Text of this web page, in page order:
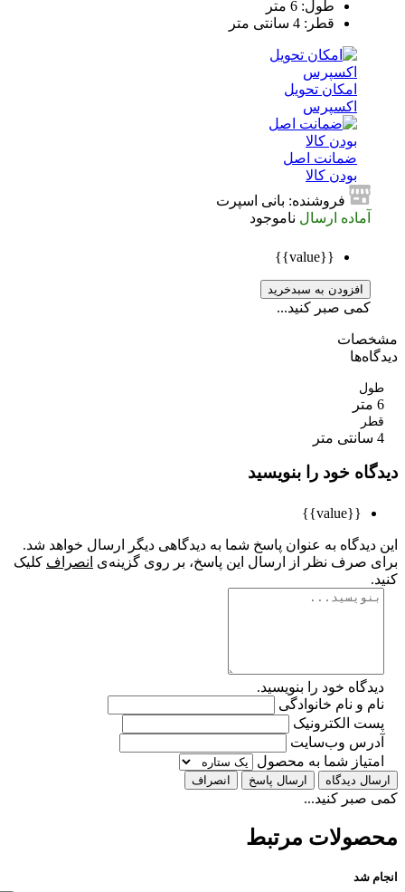
طول: 6 متر
قطر: 4 سانتی متر
امکان تحویل
اکسپرس
ضمانت اصل
بودن کالا
فروشنده: بانی اسپرت
آماده ارسال ناموجود
افزودن به سبدخرید
کمی صبر کنید...
خود را بنویسید
به عنوان پاسخ شما به دیدگاهی دیگر ارسال خواهد شد.
صرف نظر از ارسال این پاسخ، بر روی گزینه‌ی انصرافکلیک
خود را بنویسید.
و نام خانوادگی
الکترونیک
وب‌سایت
شما به محصول
دیدگاه ارسال پاسخ انصراف
کنید...
مرتبط
شد